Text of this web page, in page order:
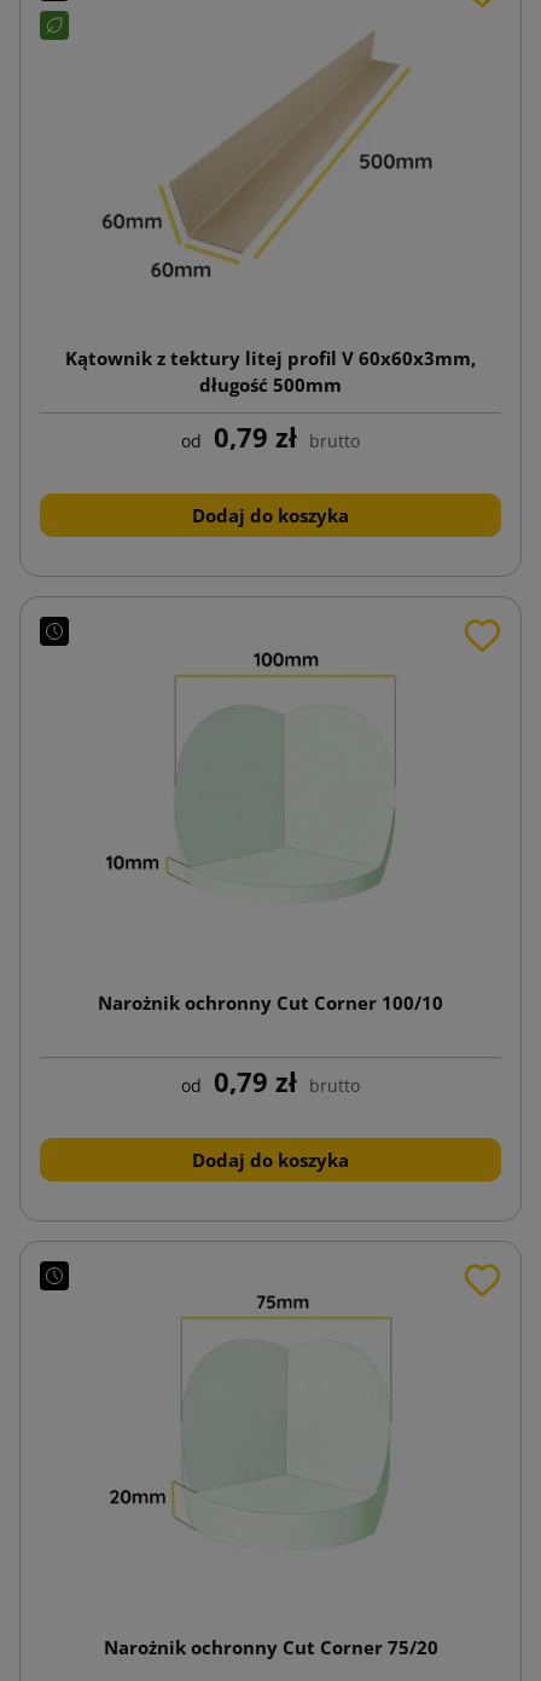
Kątownik z tektury litej profil V 60x60x3mm,
długość 500mm
od 0,79 zł brutto
Dodaj do koszyka
Narożnik ochronny Cut Corner 100/10
od 0,79 zł brutto
Dodaj do koszyka
Narożnik ochronny Cut Corner 75/20